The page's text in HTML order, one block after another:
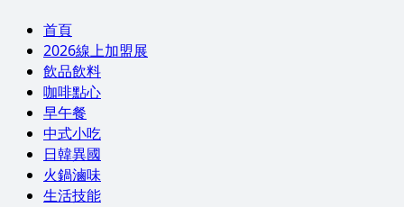
首頁
2026線上加盟展
飲品飲料
咖啡點心
早午餐
中式小吃
日韓異國
火鍋滷味
生活技能